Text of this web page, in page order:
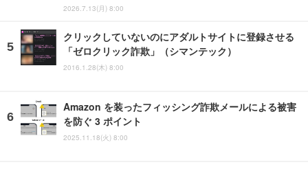
2026.7.13(月) 8:00
クリックしていないのにアダルトサイトに登録させる
「ゼロクリック詐欺」（シマンテック）
2016.1.28(木) 8:00
Amazon を装ったフィッシング詐欺メールによる被害
を防ぐ 3 ポイント
2025.11.18(火) 8:00